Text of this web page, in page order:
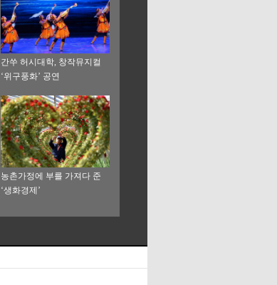
간쑤 허시대학, 창작뮤지컬
‘위구풍화’ 공연
농촌가정에 부를 가져다 준
‘생화경제’